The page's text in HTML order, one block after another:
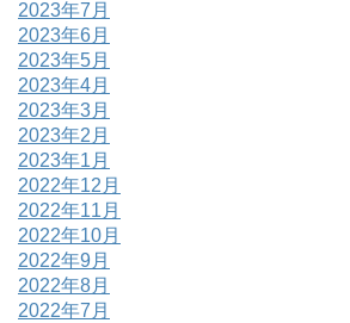
2023年7月
2023年6月
2023年5月
2023年4月
2023年3月
2023年2月
2023年1月
2022年12月
2022年11月
2022年10月
2022年9月
2022年8月
2022年7月